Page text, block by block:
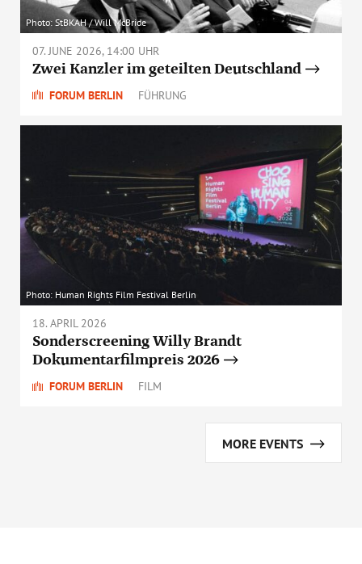
Photo: StBKAH / Will McBride
07. JUNE 2026, 14:00 UHR
Zwei Kanzler im geteilten Deutschland
FORUM BERLIN FÜHRUNG
Photo: Human Rights Film Festival Berlin
18. APRIL 2026
Sonderscreening Willy Brandt
Dokumentarfilmpreis 2026
FORUM BERLIN FILM
MORE EVENTS